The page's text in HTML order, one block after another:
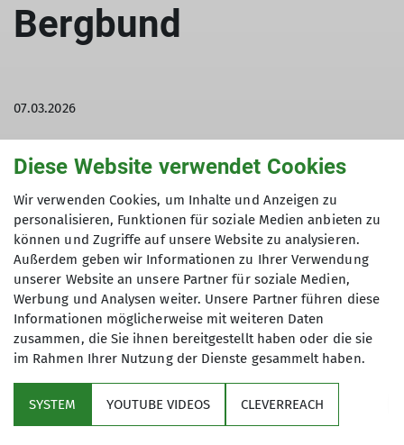
Bergbund
07.03.2026
Aktuelles Berichte
Bei frühlingshaftem Wetter hat die MTB-Gruppe
am 07.03. die MTB-Saison 2026 eröffnet.
Bei besten Wege- und Trailbedingungen sind wir
eine Rundtour von Zell über Greußenheim und
Leinach zum Käppele gefahren. Sonnige Wege,
steile Anstiege und flowige Trails. Eine sehr
Diese Website verwendet Cookies
Wir verwenden Cookies, um Inhalte und Anzeigen zu
personalisieren, Funktionen für soziale Medien anbieten zu
können und Zugriffe auf unsere Website zu analysieren.
Außerdem geben wir Informationen zu Ihrer Verwendung
unserer Website an unsere Partner für soziale Medien,
Werbung und Analysen weiter. Unsere Partner führen diese
Informationen möglicherweise mit weiteren Daten
zusammen, die Sie ihnen bereitgestellt haben oder die sie
im Rahmen Ihrer Nutzung der Dienste gesammelt haben.
SYSTEM YOUTUBE VIDEOS CLEVERREACH